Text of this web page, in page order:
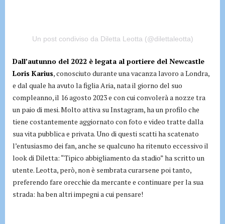
Un post condiviso da Diletta Leotta (@dilettaleotta)
Dall’autunno del 2022 è legata al portiere del Newcastle
Loris Karius, conosciuto durante una vacanza lavoro a Londra,
e dal quale ha avuto la figlia Aria, nata il giorno del suo
compleanno, il 16 agosto 2023 e con cui convolerà a nozze tra
un paio di mesi. Molto attiva su Instagram, ha un profilo che
tiene costantemente aggiornato con foto e video tratte dalla
sua vita pubblica e privata. Uno di questi scatti ha scatenato
l’entusiasmo dei fan, anche se qualcuno ha ritenuto eccessivo il
look di Diletta: “Tipico abbigliamento da stadio” ha scritto un
utente. Leotta, però, non è sembrata curarsene poi tanto,
preferendo fare orecchie da mercante e continuare per la sua
strada: ha ben altri impegni a cui pensare!